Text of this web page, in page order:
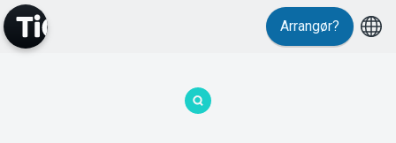
MyTickster
Arrangør?